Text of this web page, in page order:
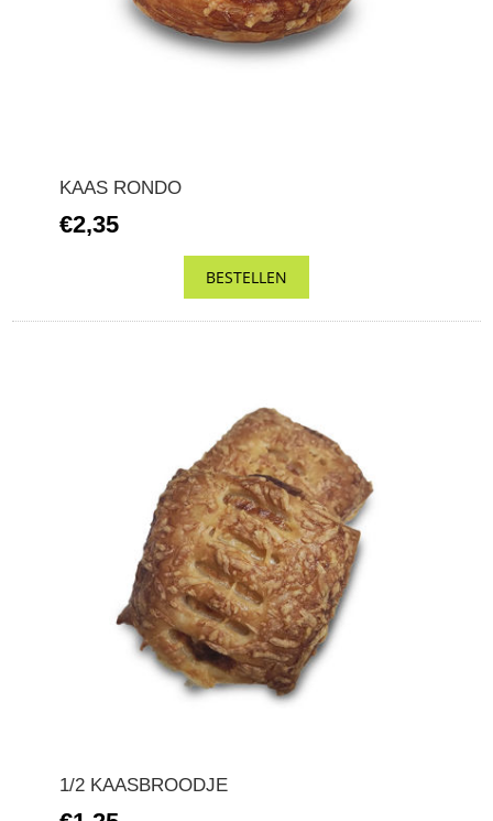
KAAS RONDO
€2,35
1/2 KAASBROODJE